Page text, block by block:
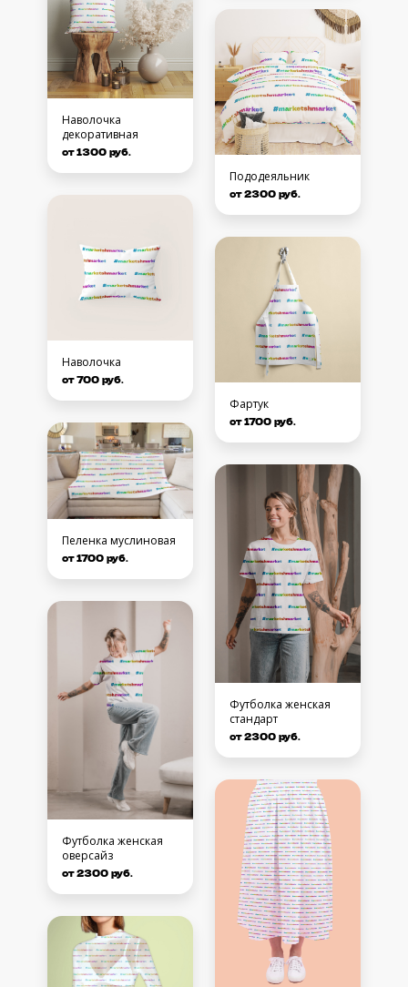
Наволочка
декоративная
от 1300 руб.
Наволочка
от 700 руб.
Пеленка муслиновая
от 1700 руб.
Футболка женская
оверсайз
от 2300 руб.
Пододеяльник
от 2300 руб.
Фартук
от 1700 руб.
Футболка женская
стандарт
от 2300 руб.